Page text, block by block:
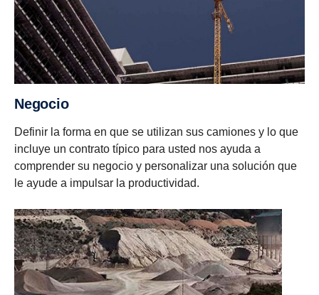
Negocio
Definir la forma en que se utilizan sus camiones y lo que
incluye un contrato típico para usted nos ayuda a
comprender su negocio y personalizar una solución que
le ayude a impulsar la productividad.